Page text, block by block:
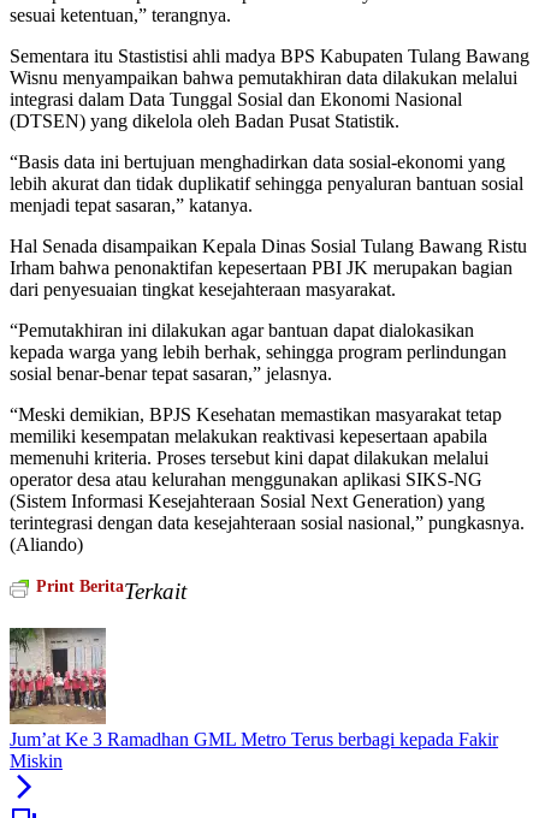
sesuai ketentuan,” terangnya.
Sementara itu Stastistisi ahli madya BPS Kabupaten Tulang Bawang
Wisnu menyampaikan bahwa pemutakhiran data dilakukan melalui
integrasi dalam Data Tunggal Sosial dan Ekonomi Nasional
(DTSEN) yang dikelola oleh Badan Pusat Statistik.
“Basis data ini bertujuan menghadirkan data sosial-ekonomi yang
lebih akurat dan tidak duplikatif sehingga penyaluran bantuan sosial
menjadi tepat sasaran,” katanya.
Hal Senada disampaikan Kepala Dinas Sosial Tulang Bawang Ristu
Irham bahwa penonaktifan kepesertaan PBI JK merupakan bagian
dari penyesuaian tingkat kesejahteraan masyarakat.
“Pemutakhiran ini dilakukan agar bantuan dapat dialokasikan
kepada warga yang lebih berhak, sehingga program perlindungan
sosial benar-benar tepat sasaran,” jelasnya.
“Meski demikian, BPJS Kesehatan memastikan masyarakat tetap
memiliki kesempatan melakukan reaktivasi kepesertaan apabila
memenuhi kriteria. Proses tersebut kini dapat dilakukan melalui
operator desa atau kelurahan menggunakan aplikasi SIKS-NG
(Sistem Informasi Kesejahteraan Sosial Next Generation) yang
terintegrasi dengan data kesejahteraan sosial nasional,” pungkasnya.
(Aliando)
Print BeritaTerkait
Jum’at Ke 3 Ramadhan GML Metro Terus berbagi kepada Fakir
Miskin